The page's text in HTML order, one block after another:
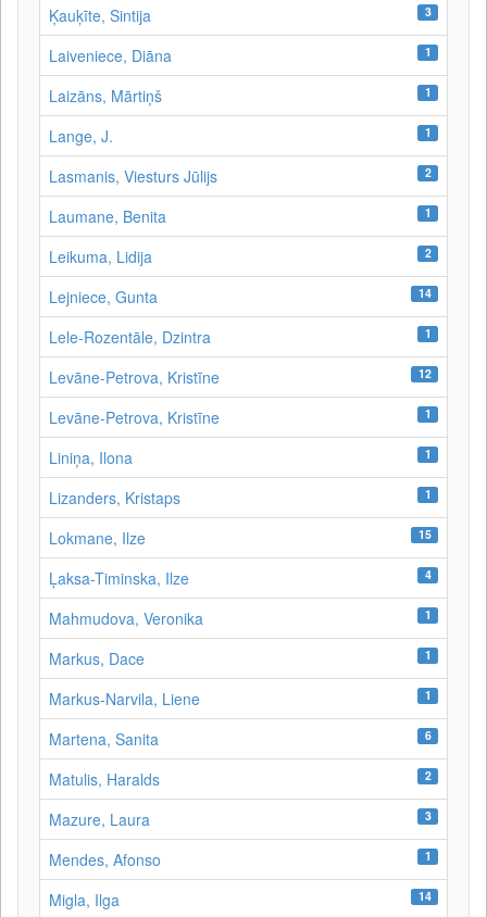
Ķauķīte, Sintija 3
Laiveniece, Diāna 1
Laizāns, Mārtiņš 1
Lange, J. 1
Lasmanis, Viesturs Jūlijs 2
Laumane, Benita 1
Leikuma, Lidija 2
Lejniece, Gunta 14
Lele-Rozentāle, Dzintra 1
Levāne-Petrova, Kristīne 12
Levāne‑Petrova, Kristīne 1
Liniņa, Ilona 1
Lizanders, Kristaps 1
Lokmane, Ilze 15
Ļaksa-Timinska, Ilze 4
Mahmudova, Veronika 1
Markus, Dace 1
Markus-Narvila, Liene 1
Martena, Sanita 6
Matulis, Haralds 2
Mazure, Laura 3
Mendes, Afonso 1
Migla, Ilga 14